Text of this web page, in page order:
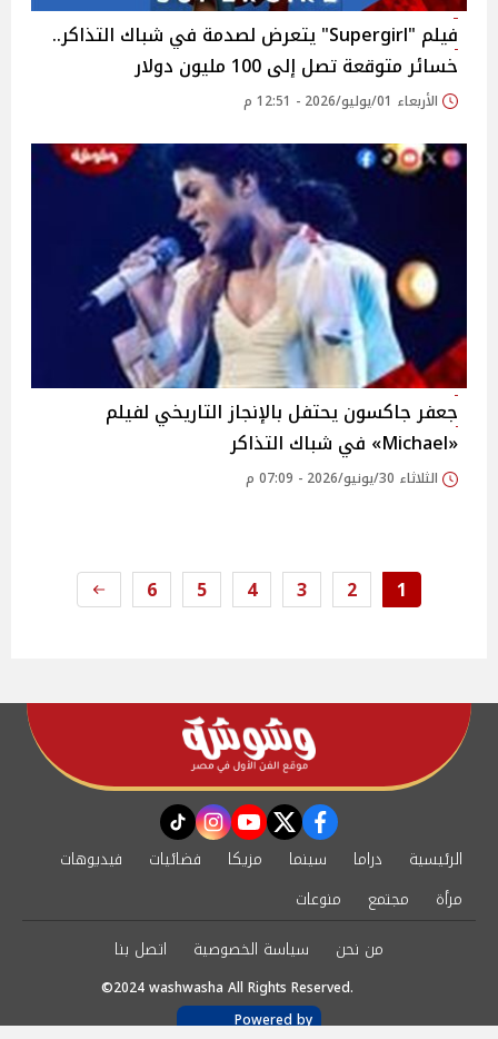
فيلم "Supergirl" يتعرض لصدمة في شباك التذاكر..
خسائر متوقعة تصل إلى 100 مليون دولار
الأربعاء 01/يوليو/2026 - 12:51 م
جعفر جاكسون يحتفل بالإنجاز التاريخي لفيلم
«Michael» في شباك التذاكر
الثلاثاء 30/يونيو/2026 - 07:09 م
1
2
3
4
5
6
facebook
twitter
youtube
instagram
tiktok
الرئيسية دراما سينما مزيكا فضائيات
فيديوهات
مرأة
مجتمع
منوعات
من نحن
سياسة الخصوصية اتصل بنا
©2024 washwasha All Rights Reserved.
Powered by